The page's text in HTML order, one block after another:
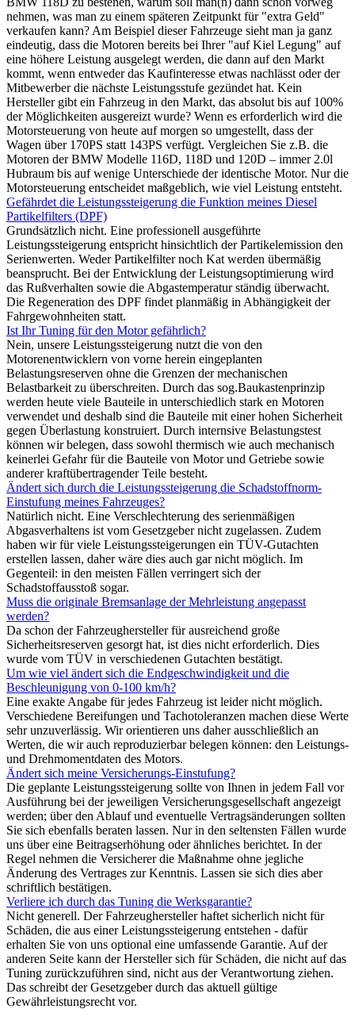
nehmen, was man zu einem späteren Zeitpunkt für "extra Geld"
verkaufen kann? Am Beispiel dieser Fahrzeuge sieht man ja ganz
eindeutig, dass die Motoren bereits bei Ihrer "auf Kiel Legung" auf
eine höhere Leistung ausgelegt werden, die dann auf den Markt
kommt, wenn entweder das Kaufinteresse etwas nachlässt oder der
Mitbewerber die nächste Leistungsstufe gezündet hat. Kein
Hersteller gibt ein Fahrzeug in den Markt, das absolut bis auf 100%
der Möglichkeiten ausgereizt wurde? Wenn es erforderlich wird die
Motorsteuerung von heute auf morgen so umgestellt, dass der
Wagen über 170PS statt 143PS verfügt. Vergleichen Sie z.B. die
Motoren der BMW Modelle 116D, 118D und 120D – immer 2.0l
Hubraum bis auf wenige Unterschiede der identische Motor. Nur die
Motorsteuerung entscheidet maßgeblich, wie viel Leistung entsteht.
Gefährdet die Leistungssteigerung die Funktion meines Diesel
Partikelfilters (DPF)
Grundsätzlich nicht. Eine professionell ausgeführte
Leistungssteigerung entspricht hinsichtlich der Partikelemission den
Serienwerten. Weder Partikelfilter noch Kat werden übermäßig
beansprucht. Bei der Entwicklung der Leistungsoptimierung wird
das Rußverhalten sowie die Abgastemperatur ständig überwacht.
Die Regeneration des DPF findet planmäßig in Abhängigkeit der
Fahrgewohnheiten statt.
Ist Ihr Tuning für den Motor gefährlich?
Nein, unsere Leistungssteigerung nutzt die von den
Motorenentwicklern von vorne herein eingeplanten
Belastungsreserven ohne die Grenzen der mechanischen
Belastbarkeit zu überschreiten. Durch das sog.Baukastenprinzip
werden heute viele Bauteile in unterschiedlich stark en Motoren
verwendet und deshalb sind die Bauteile mit einer hohen Sicherheit
gegen Überlastung konstruiert. Durch internsive Belastungstest
können wir belegen, dass sowohl thermisch wie auch mechanisch
keinerlei Gefahr für die Bauteile von Motor und Getriebe sowie
anderer kraftübertragender Teile besteht.
Ändert sich durch die Leistungssteigerung die Schadstoffnorm-
Einstufung meines Fahrzeuges?
Natürlich nicht. Eine Verschlechterung des serienmäßigen
Abgasverhaltens ist vom Gesetzgeber nicht zugelassen. Zudem
haben wir für viele Leistungssteigerungen ein TÜV-Gutachten
erstellen lassen, daher wäre dies auch gar nicht möglich. Im
Gegenteil: in den meisten Fällen verringert sich der
Schadstoffausstoß sogar.
Muss die originale Bremsanlage der Mehrleistung angepasst
werden?
Da schon der Fahrzeughersteller für ausreichend große
Sicherheitsreserven gesorgt hat, ist dies nicht erforderlich. Dies
wurde vom TÜV in verschiedenen Gutachten bestätigt.
Um wie viel ändert sich die Endgeschwindigkeit und die
Beschleunigung von 0-100 km/h?
Eine exakte Angabe für jedes Fahrzeug ist leider nicht möglich.
Verschiedene Bereifungen und Tachotoleranzen machen diese Werte
sehr unzuverlässig. Wir orientieren uns daher ausschließlich an
Werten, die wir auch reproduzierbar belegen können: den Leistungs-
und Drehmomentdaten des Motors.
Ändert sich meine Versicherungs-Einstufung?
Die geplante Leistungssteigerung sollte von Ihnen in jedem Fall vor
Ausführung bei der jeweiligen Versicherungsgesellschaft angezeigt
werden; über den Ablauf und eventuelle Vertragsänderungen sollten
Sie sich ebenfalls beraten lassen. Nur in den seltensten Fällen wurde
uns über eine Beitragserhöhung oder ähnliches berichtet. In der
Regel nehmen die Versicherer die Maßnahme ohne jegliche
Änderung des Vertrages zur Kenntnis. Lassen sie sich dies aber
schriftlich bestätigen.
Verliere ich durch das Tuning die Werksgarantie?
Nicht generell. Der Fahrzeughersteller haftet sicherlich nicht für
Schäden, die aus einer Leistungssteigerung entstehen - dafür
erhalten Sie von uns optional eine umfassende Garantie. Auf der
anderen Seite kann der Hersteller sich für Schäden, die nicht auf das
Tuning zurückzuführen sind, nicht aus der Verantwortung ziehen.
Das schreibt der Gesetzgeber durch das aktuell gültige
Gewährleistungsrecht vor.